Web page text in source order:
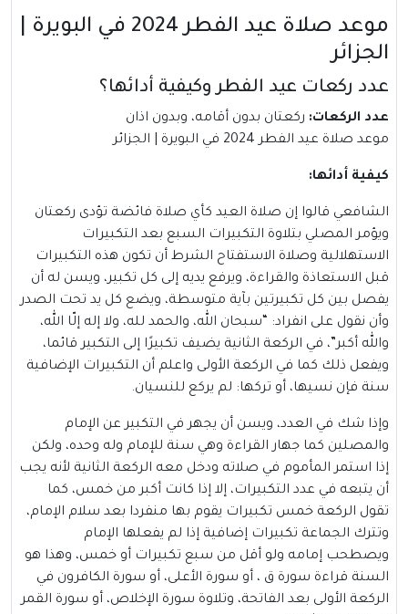
موعد صلاة عيد الفطر 2024 في البويرة |
الجزائر
عدد ركعات عيد الفطر وكيفية أدائها؟
عدد الركعات: ركعتان بدون أقامه، وبدون اذان
موعد صلاة عيد الفطر 2024 في البويرة | الجزائر
كيفية أدائها:
الشافعي قالوا إن صلاة العيد كأي صلاة فائضة تؤدى ركعتان
ويؤمر المصلي بتلاوة التكبيرات السبع بعد التكبيرات
الاستهلالية وصلاة الاستفتاح الشرط أن تكون هذه التكبيرات
قبل الاستعاذة والقراءة، ويرفع يديه إلى كل تكبير، ويسن له أن
يفصل بين كل تكبيرتين بآية متوسطة، ويضع كل يد تحت الصدر
وأن نقول على انفراد: “سبحان الله، والحمد لله، ولا إله إلّا الله،
والله أكبر”، في الركعة الثانية يضيف تكبيرًا إلى التكبير قائما،
ويفعل ذلك كما في الركعة الأولى واعلم أن التكبيرات الإضافية
سنة فإن نسيها، أو تركها: لم يركع للنسيان.
وإذا شك في العدد، ويسن أن يجهر في التكبير عن الإمام
والمصلين كما جهار القراءة وهي سنة للإمام وله وحده، ولكن
إذا استمر المأموم في صلاته ودخل معه الركعة الثانية لأنه يجب
أن يتبعه في عدد التكبيرات، إلا إذا كانت أكبر من خمس، كما
تقول الركعة خمس تكبيرات يقوم بها منفردا بعد سلام الإمام،
وتترك الجماعة تكبيرات إضافية إذا لم يفعلها الإمام
ويصطحب إمامه ولو أقل من سبع تكبيرات أو خمس، وهذا هو
السنة قراءة سورة ق ، أو سورة الأعلى، أو سورة الكافرون في
الركعة الأولى بعد الفاتحة، وتلاوة سورة الإخلاص، أو سورة القمر